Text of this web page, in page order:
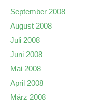
September 2008
August 2008
Juli 2008
Juni 2008
Mai 2008
April 2008
März 2008